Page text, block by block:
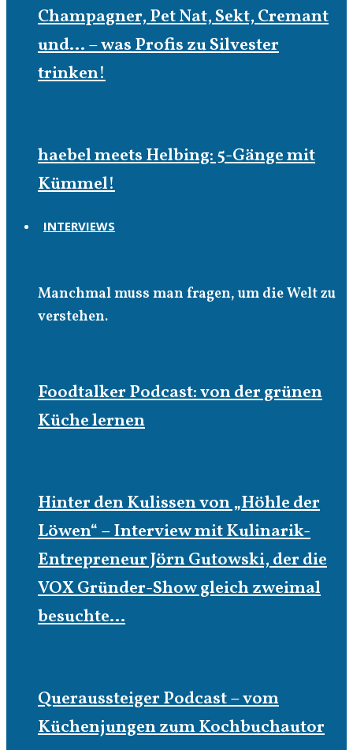
Champagner, Pet Nat, Sekt, Cremant
und… – was Profis zu Silvester
trinken!
haebel meets Helbing: 5-Gänge mit
Kümmel!
INTERVIEWS
Manchmal muss man fragen, um die Welt zu
verstehen.
Foodtalker Podcast: von der grünen
Küche lernen
Hinter den Kulissen von „Höhle der
Löwen“ – Interview mit Kulinarik-
Entrepreneur Jörn Gutowski, der die
VOX Gründer-Show gleich zweimal
besuchte…
Queraussteiger Podcast – vom
Küchenjungen zum Kochbuchautor